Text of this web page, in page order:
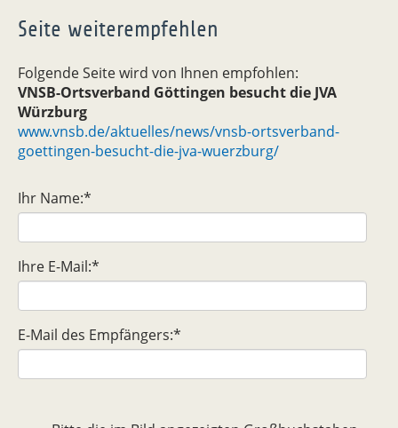
Seite weiterempfehlen
Folgende Seite wird von Ihnen empfohlen:
VNSB-Ortsverband Göttingen besucht die JVA
Würzburg
www.vnsb.de/aktuelles/news/vnsb-ortsverband-
goettingen-besucht-die-jva-wuerzburg/
Ihr Name:*
Ihre E-Mail:*
E-Mail des Empfängers:*